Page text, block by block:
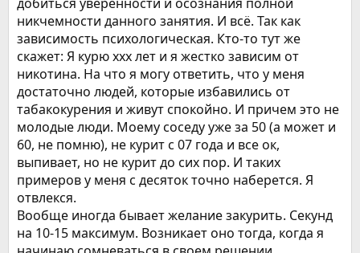
никчемности данного занятия. И всё. Так как
зависимость психологическая. Кто-то тут же
скажет: Я курю ххх лет и я жестко зависим от
никотина. На что я могу ответить, что у меня
достаточно людей, которые избавились от
табакокурения и живут спокойно. И причем это не
молодые люди. Моему соседу уже за 50 (а может и
60, не помню), не курит с 07 года и все ок,
выпивает, но не курит до сих пор. И таких
примеров у меня с десяток точно наберется. Я
отвлекся.
Вообще иногда бывает желание закурить. Секунд
на 10-15 максимум. Возникает оно тогда, когда я